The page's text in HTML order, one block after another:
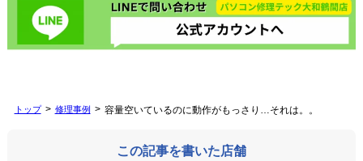
トップ 修理事例 容量空いているのに動作がもっさり…それは。。
この記事を書いた店舗